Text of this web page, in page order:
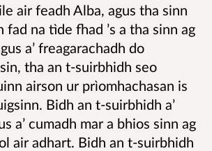
air feadh Alba, agus tha sinn
fad na tìde fhad ’s a tha sinn ag
a’ freagarachadh do
tha an t-suirbhidh seo
airson ur prìomhachasan is
Bidh an t-suirbhidh a’
a’ cumadh mar a bhios sinn ag
air adhart. Bidh an t-suirbhidh